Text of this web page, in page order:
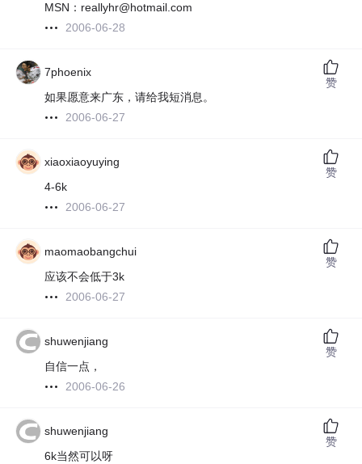
MSN：reallyhr@hotmail.com
2006-06-28
7phoenix
如果愿意来广东，请给我短消息。
2006-06-27
赞
xiaoxiaoyuying
4-6k
2006-06-27
赞
maomaobangchui
应该不会低于3k
2006-06-27
赞
shuwenjiang
自信一点，
2006-06-26
赞
shuwenjiang
6k当然可以呀
赞